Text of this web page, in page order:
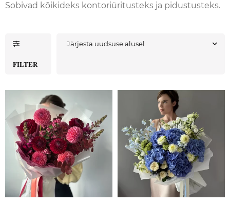
Sobivad kõikideks kontoriüritusteks ja pidustusteks.
FILTER
Järjesta uudsuse alusel